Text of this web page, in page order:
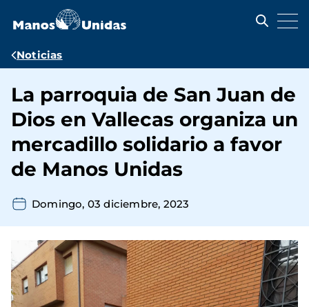
contenido
Ruta
navegación
Noticias
La parroquia de San Juan de
Dios en Vallecas organiza un
mercadillo solidario a favor
de Manos Unidas
Domingo, 03 diciembre, 2023